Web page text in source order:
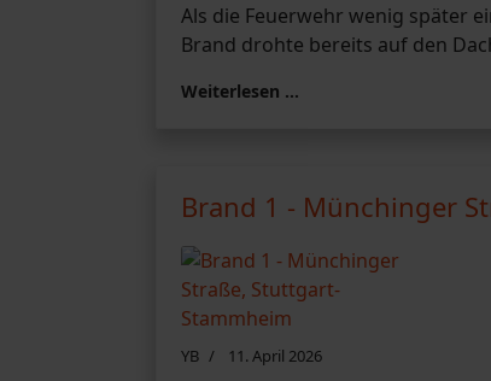
Als die Feuerwehr wenig später
Brand drohte bereits auf den
Weiterlesen …
Brand 1 - Münchinger
YB 11. April 2026